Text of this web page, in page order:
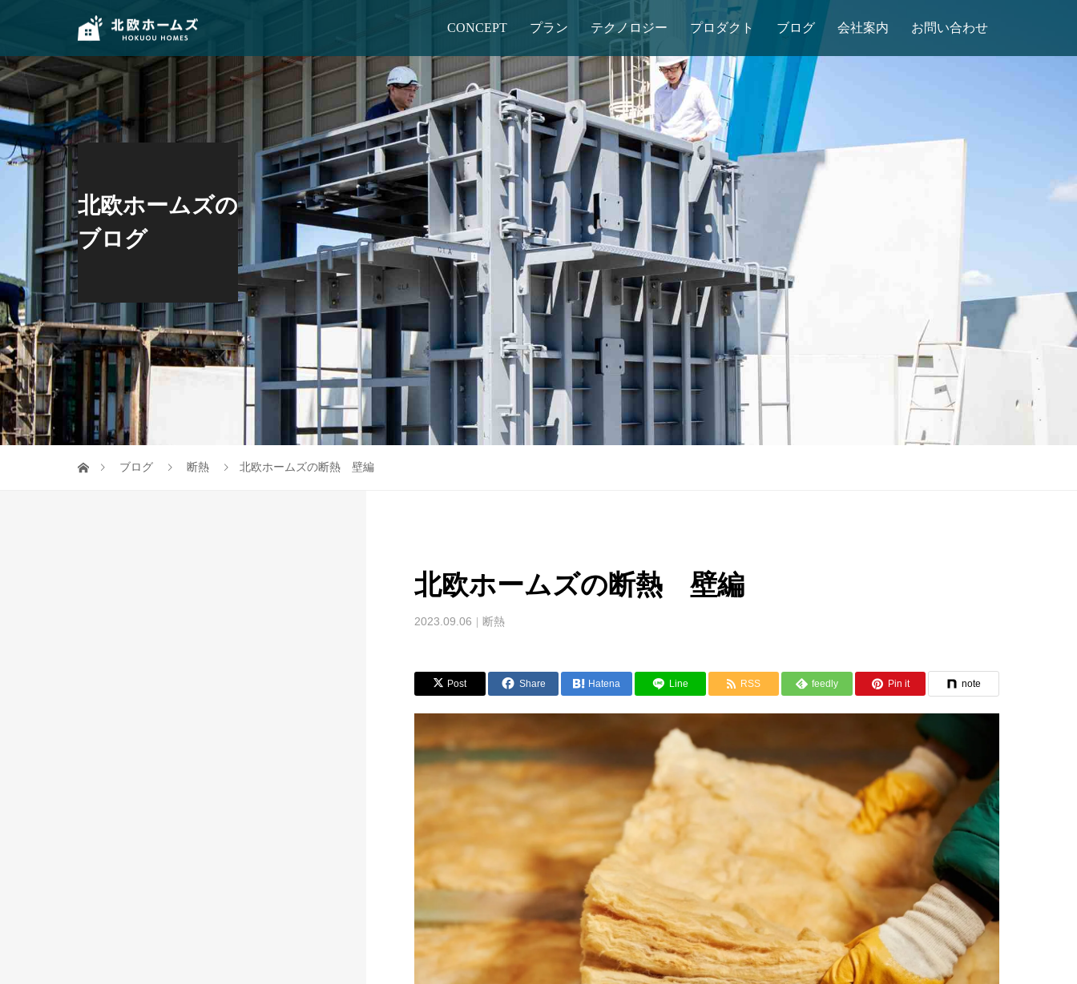
CONCEPT プラン テクノロジー プロダクト ブログ 会社案内 お問い合わせ
北欧ホームズの
ブログ
ブログ 断熱 北欧ホームズの断熱 壁編
北欧ホームズの断熱 壁編
2023.09.06 断熱
Post Share Hatena Line RSS feedly Pin it note